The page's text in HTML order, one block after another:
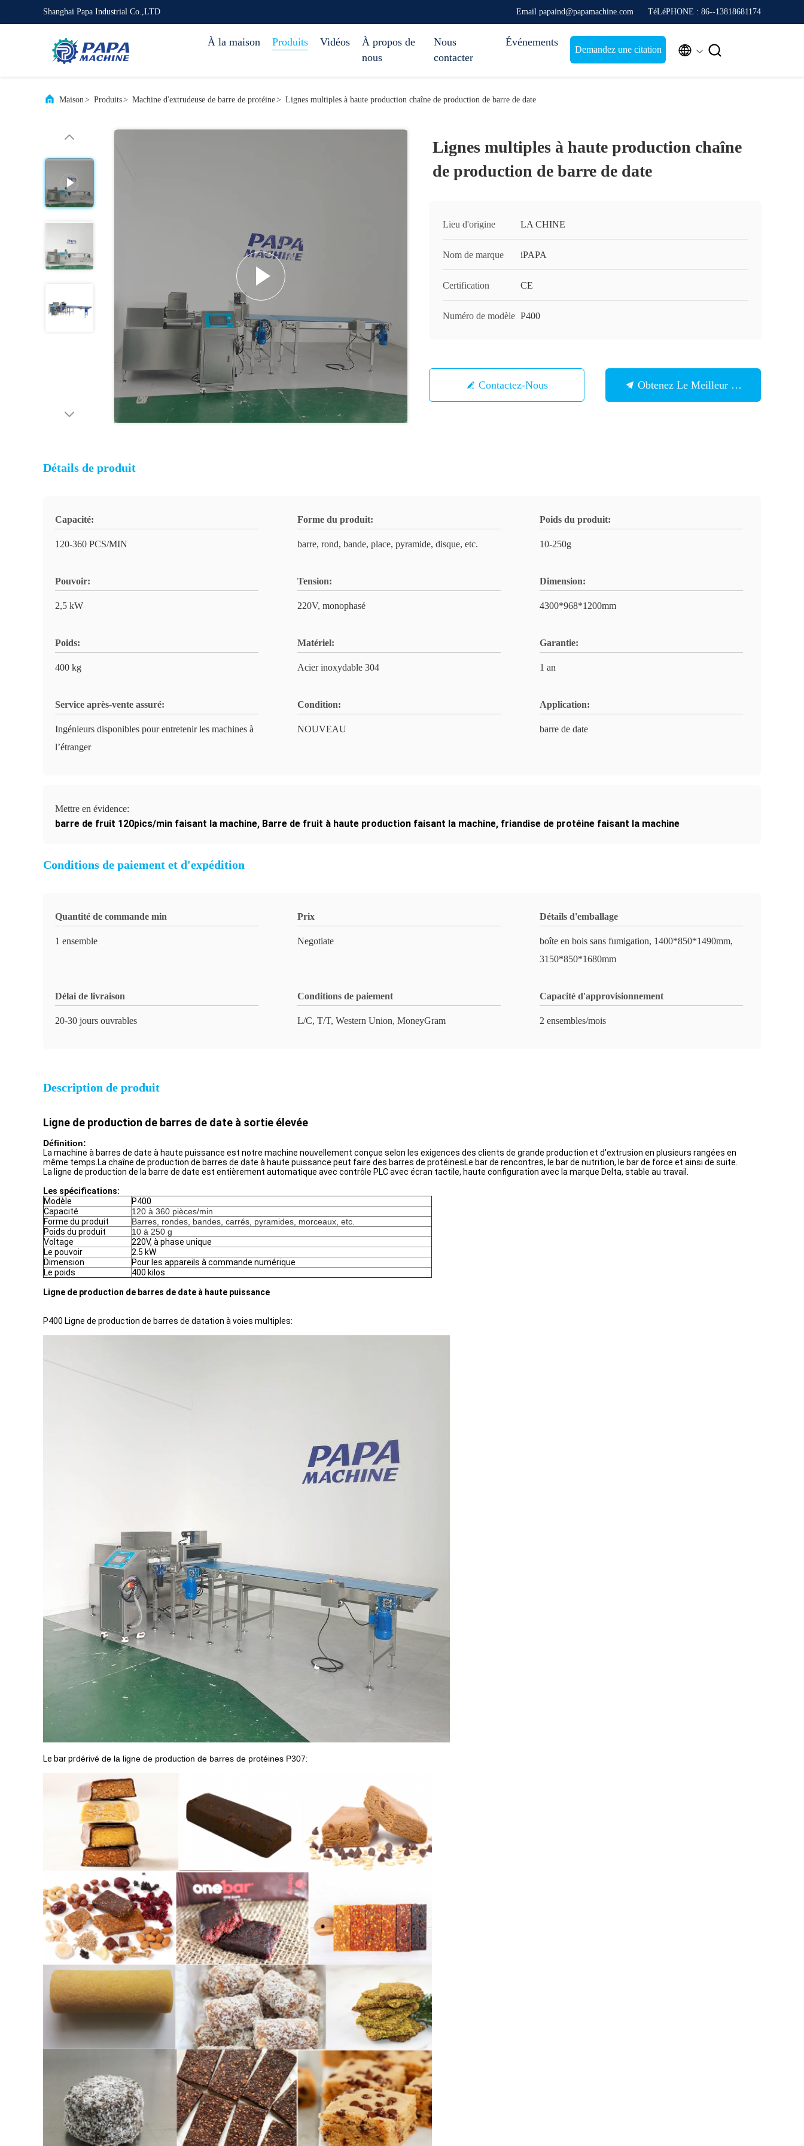
Shanghai Papa Industrial Co.,LTD Email papaind@papamachine.com TéLéPHONE : 86--13818681174
À la maison Produits Vidéos
À propos de
nous
Nous
contacter
Événements
Demandez une citation  
Maison> Produits> Machine d'extrudeuse de barre de protéine> Lignes multiples à haute production chaîne de production de barre de date
Lignes multiples à haute production chaîne
de production de barre de date
Lieu d'origine LA CHINE
Nom de marque iPAPA
Certification CE
Numéro de modèle P400
Contactez-Nous Obtenez Le Meilleur Prix
Détails de produit
Capacité:
120-360 PCS/MIN
Forme du produit:
barre, rond, bande, place, pyramide, disque, etc.
Poids du produit:
10-250g
Pouvoir:
2,5 kW
Tension:
220V, monophasé
Dimension:
4300*968*1200mm
Poids:
400 kg
Matériel:
Acier inoxydable 304
Garantie:
1 an
Service après-vente assuré:
Ingénieurs disponibles pour entretenir les machines à
l’étranger
Condition:
NOUVEAU
Application:
barre de date
Mettre en évidence:
barre de fruit 120pics/min faisant la machine, Barre de fruit à haute production faisant la machine, friandise de protéine faisant la machine
Conditions de paiement et d'expédition
Quantité de commande min
1 ensemble
Prix
Negotiate
Détails d'emballage
boîte en bois sans fumigation, 1400*850*1490mm,
3150*850*1680mm
Délai de livraison
20-30 jours ouvrables
Conditions de paiement
L/C, T/T, Western Union, MoneyGram
Capacité d'approvisionnement
2 ensembles/mois
Description de produit
Ligne de production de barres de date à sortie élevée
Définition:
La machine à barres de date à haute puissance est notre machine nouvellement conçue selon les exigences des clients de grande production et d'extrusion en plusieurs rangées en
même temps.La chaîne de production de barres de date à haute puissance peut faire des barres de protéinesLe bar de rencontres, le bar de nutrition, le bar de force et ainsi de suite.
La ligne de production de la barre de date est entièrement automatique avec contrôle PLC avec écran tactile, haute configuration avec la marque Delta, stable au travail.
Les spécifications:
Modèle
P400
Capacité
120 à 360 pièces/min
Forme du produit
Barres, rondes, bandes, carrés, pyramides, morceaux, etc.
Poids du produit
10 à 250 g
Voltage
220V, à phase unique
Le pouvoir
2.5 kW
Dimension
Pour les appareils à commande numérique
Le poids
400 kilos
Ligne de production de barres de date à haute puissance
P400 Ligne de production de barres de datation à voies multiples:
Le bar prdérivé de la ligne de production de barres de protéines P307: